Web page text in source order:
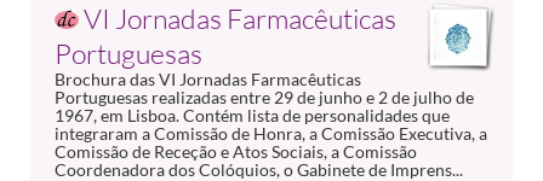
VI Jornadas Farmacêuticas
Portuguesas
Brochura das VI Jornadas Farmacêuticas
Portuguesas realizadas entre 29 de junho e 2 de julho de
1967, em Lisboa. Contém lista de personalidades que
integraram a Comissão de Honra, a Comissão Executiva, a
Comissão de Receção e Atos Sociais, a Comissão
Coordenadora dos Colóquios, o Gabinete de Imprens...